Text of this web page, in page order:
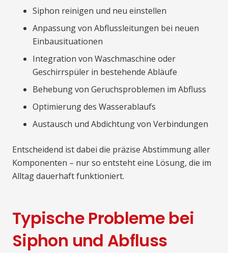
Siphon reinigen und neu einstellen
Anpassung von Abflussleitungen bei neuen
Einbausituationen
Integration von Waschmaschine oder
Geschirrspüler in bestehende Abläufe
Behebung von Geruchsproblemen im Abfluss
Optimierung des Wasserablaufs
Austausch und Abdichtung von Verbindungen
Entscheidend ist dabei die präzise Abstimmung aller
Komponenten – nur so entsteht eine Lösung, die im
Alltag dauerhaft funktioniert.
Typische Probleme bei
Siphon und Abfluss